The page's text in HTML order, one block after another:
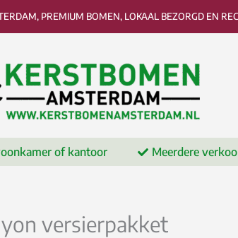
PREMIUM BOMEN, LOKAAL BEZORGD EN
of kantoor Meerdere
versierpakket